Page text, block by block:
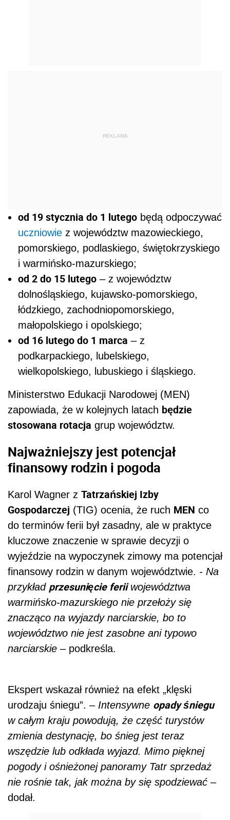
REKLAMA
od 19 stycznia do 1 lutego będą odpoczywać
uczniowie z województw mazowieckiego,
pomorskiego, podlaskiego, świętokrzyskiego
i warmińsko-mazurskiego;
od 2 do 15 lutego – z województw
dolnośląskiego, kujawsko-pomorskiego,
łódzkiego, zachodniopomorskiego,
małopolskiego i opolskiego;
od 16 lutego do 1 marca – z
podkarpackiego, lubelskiego,
wielkopolskiego, lubuskiego i śląskiego.
Ministerstwo Edukacji Narodowej (MEN)
zapowiada, że w kolejnych latach będzie
stosowana rotacja grup województw.
Najważniejszy jest potencjał
finansowy rodzin i pogoda
Karol Wagner z Tatrzańskiej Izby
Gospodarczej (TIG) ocenia, że ruch MEN co
do terminów ferii był zasadny, ale w praktyce
kluczowe znaczenie w sprawie decyzji o
wyjeździe na wypoczynek zimowy ma potencjał
finansowy rodzin w danym województwie. - Na
przykład przesunięcie feriiwojewództwa
warmińsko-mazurskiego nie przełoży się
znacząco na wyjazdy narciarskie, bo to
województwo nie jest zasobne ani typowo
narciarskie – podkreśla.
Ekspert wskazał również na efekt „klęski
urodzaju śniegu”. – Intensywne opady śniegu
w całym kraju powodują, że część turystów
zmienia destynację, bo śnieg jest teraz
wszędzie lub odkłada wyjazd. Mimo pięknej
pogody i ośnieżonej panoramy Tatr sprzedaż
nie rośnie tak, jak można by się spodziewać –
dodał.